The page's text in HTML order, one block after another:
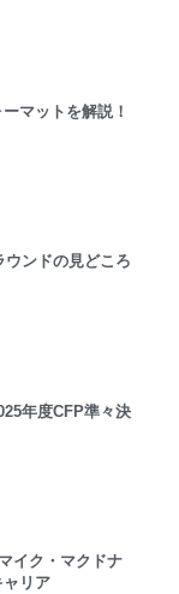
マットを解説！
ウンドの見どころ
年度CFP準々決
イク・マクドナ
リア